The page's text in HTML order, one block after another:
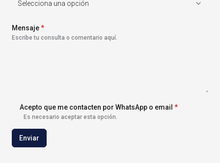
Mensaje*
Escribe tu consulta o comentario aquí.
Acepto que me contacten por WhatsApp o email *
Es necesario aceptar esta opción.
Enviar